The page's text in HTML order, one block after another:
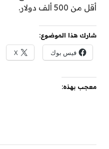
أقل من 500 ألف دولار.
شارك هذا الموضوع:
فيس بوك X
معجب بهذه: